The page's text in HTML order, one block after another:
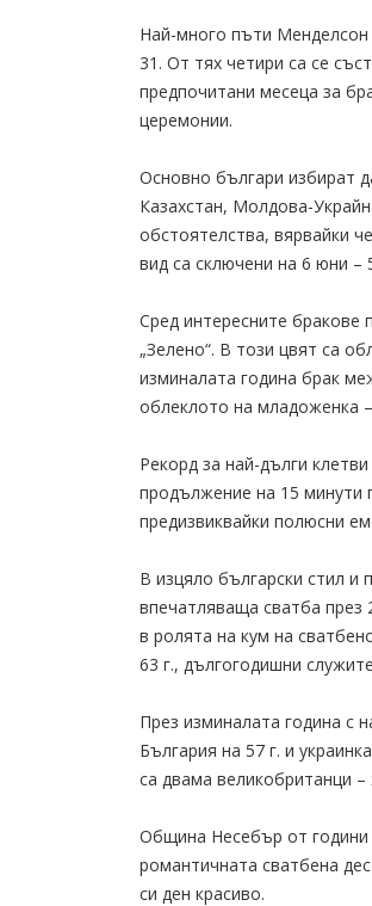
Най-много пъти Менделсон
31. От тях четири са се
предпочитани месеца за
церемонии.
Основно българи избират
Казахстан, Молдова-
обстоятелства, вярвайки
вид са сключени на 6 юни –
Сред интересните бракове
„Зелено“. В този цвят са
изминалата година брак
облеклото на младоженка
Рекорд за най-дълги
продължение на 15 минути
предизвиквайки полюсни
В изцяло български стил и
впечатляваща сватба през
в ролята на кум на
63 г., дългогодишни
През изминалата година с
България на 57 г. и
са двама великобританци
Община Несебър от години
романтичната сватбена
си ден красиво.